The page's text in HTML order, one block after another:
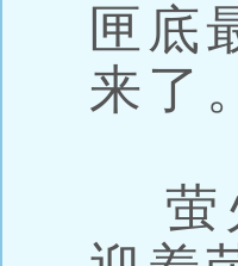
匣底
来了。
萤